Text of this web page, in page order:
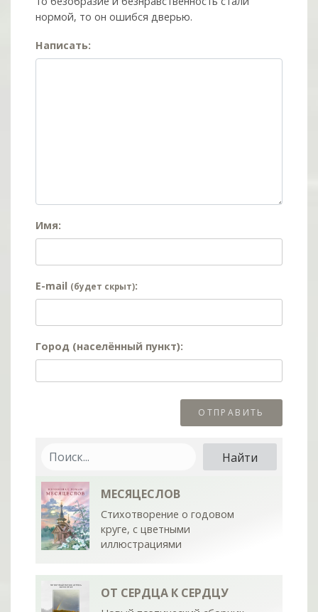
нормой, то он ошибся дверью.
Написать:
Имя:
E-mail (будет скрыт):
Город (населённый пункт):
МЕСЯЦЕСЛОВ
Стихотворение о годовом
круге, с цветными
иллюстрациями
ОТ СЕРДЦА К СЕРДЦУ